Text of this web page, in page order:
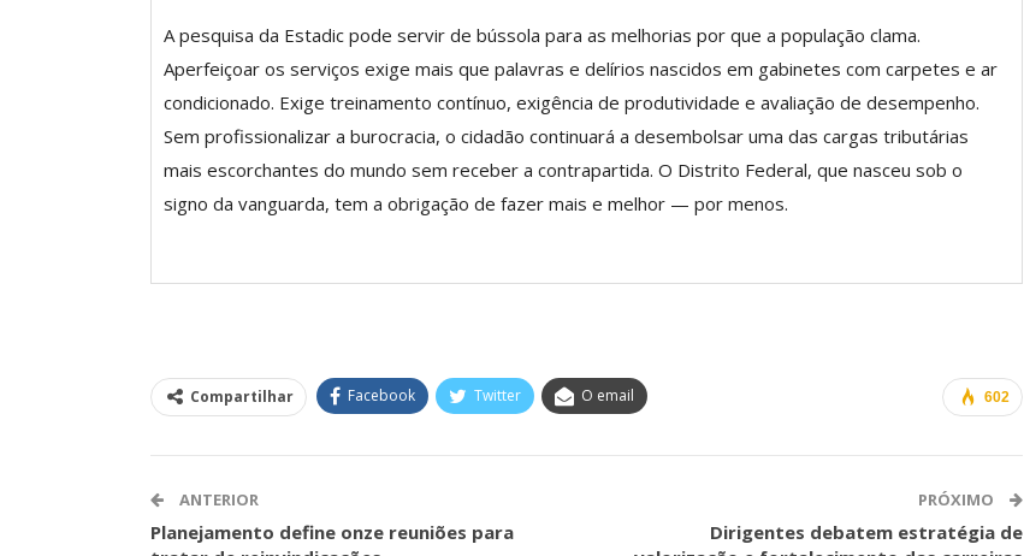
A pesquisa da Estadic pode servir de bússola para as melhorias por que a população clama.
Aperfeiçoar os serviços exige mais que palavras e delírios nascidos em gabinetes com carpetes e ar
condicionado. Exige treinamento contínuo, exigência de produtividade e avaliação de desempenho.
Sem profissionalizar a burocracia, o cidadão continuará a desembolsar uma das cargas tributárias
mais escorchantes do mundo sem receber a contrapartida. O Distrito Federal, que nasceu sob o
signo da vanguarda, tem a obrigação de fazer mais e melhor — por menos.
602
Compartilhar Facebook Twitter O email
ANTERIOR
Planejamento define onze reuniões para
PRÓXIMO
Dirigentes debatem estratégia de
O Futuro Da Nossa Carreira Em
Debate
Comunicacao 23 jun, 2026
Semestre Mostram A
Importância…
Comunicacao 28 jul, 2026